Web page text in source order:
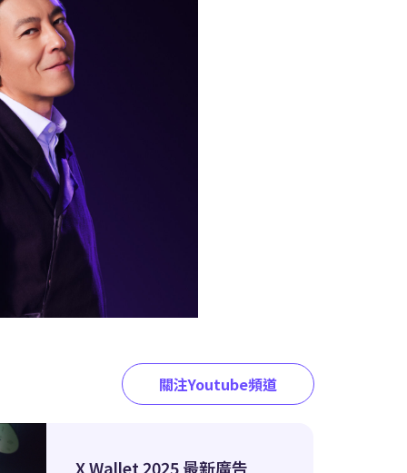
關注Youtube頻道
X Wallet 2025 最新廣告